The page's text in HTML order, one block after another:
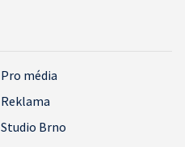
Pro média
Reklama
Studio Brno